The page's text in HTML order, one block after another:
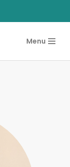
Menu